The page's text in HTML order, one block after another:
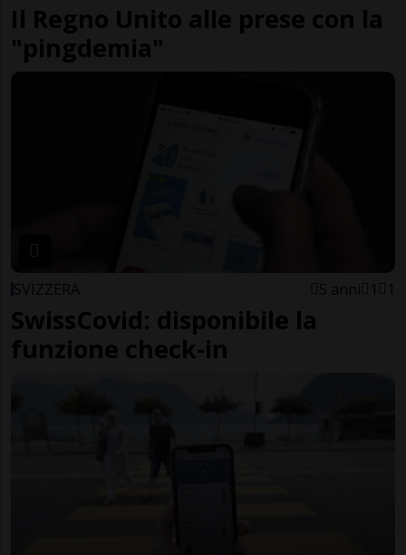
Il Regno Unito alle prese con la
"pingdemia"
SVIZZERA 5 anni 1 1
SwissCovid: disponibile la
funzione check-in